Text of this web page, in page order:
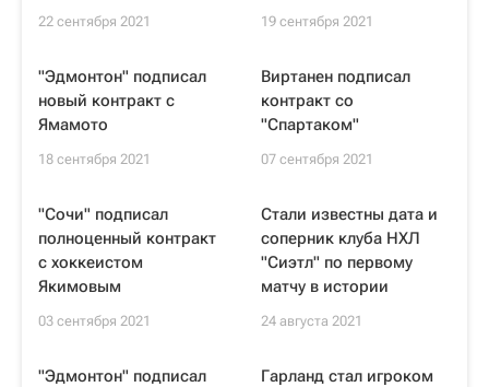
22 сентября 2021 19 сентября 2021
"Эдмонтон" подписал
новый контракт с
Ямамото
18 сентября 2021
Виртанен подписал
контракт со
"Спартаком"
07 сентября 2021
"Сочи" подписал
полноценный контракт
с хоккеистом
Якимовым
03 сентября 2021
Стали известны дата и
соперник клуба НХЛ
"Сиэтл" по первому
матчу в истории
24 августа 2021
"Эдмонтон" подписал
Гарланд стал игроком